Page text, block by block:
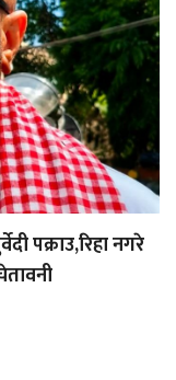
पक्राउ,रिहा नगरे